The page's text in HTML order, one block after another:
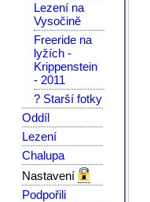
Lezení na
Vysočině
Freeride na
lyžích -
Krippenstein
- 2011
? Starší fotky
Oddíl
Lezení
Chalupa
Nastavení
Podpořili